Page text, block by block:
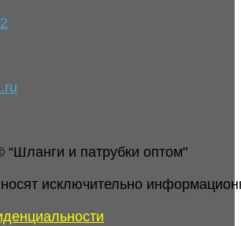
“Шланги и патрубки оптом"
исключительно